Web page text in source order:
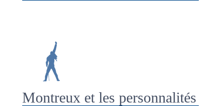
Montreux et les personnalités